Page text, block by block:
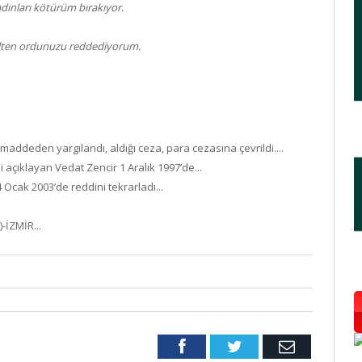
kötürüm bırakıyor.
ordunuzu reddediyorum.
yargılandı, aldığı ceza, para cezasına çevrildi....
Vedat Zencir 1 Aralık 1997’de...
2003’de reddini tekrarladı...
İZMİR...
FacebookTwitter Email